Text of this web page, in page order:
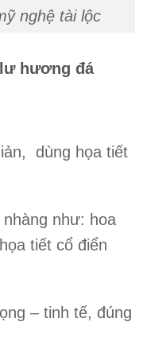
nghệ tài lộc
hương đá
dùng họa tiết
như: hoa
tiết cổ điển
– tinh tế, đúng